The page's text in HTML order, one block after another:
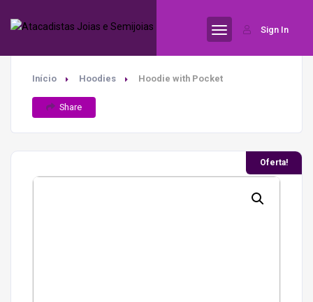
Sign In
Início Hoodies Hoodie with Pocket
Share
Oferta!